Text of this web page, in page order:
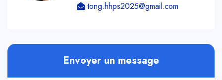
tong.hhps2025@gmail.com
Envoyer un message